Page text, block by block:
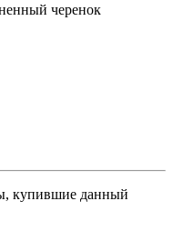
черенок
купившие данный